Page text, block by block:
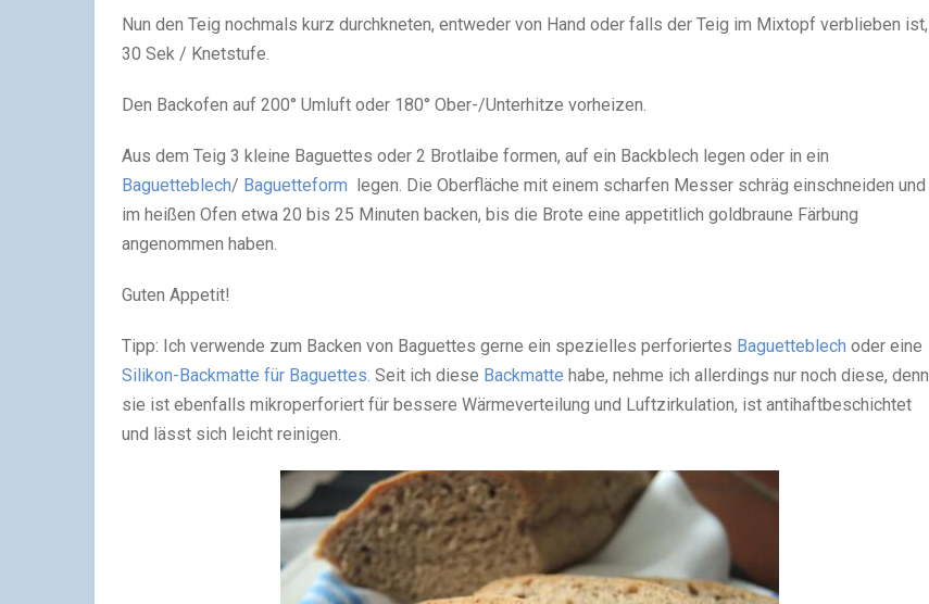
Nun den Teig nochmals kurz durchkneten, entweder von Hand oder falls der Teig im Mixtopf verblieben ist,
30 Sek / Knetstufe.
Den Backofen auf 200° Umluft oder 180° Ober-/Unterhitze vorheizen.
Aus dem Teig 3 kleine Baguettes oder 2 Brotlaibe formen, auf ein Backblech legen oder in ein
Baguetteblech/ Baguetteform legen. Die Oberfläche mit einem scharfen Messer schräg einschneiden und
im heißen Ofen etwa 20 bis 25 Minuten backen, bis die Brote eine appetitlich goldbraune Färbung
angenommen haben.
Guten Appetit!
Tipp: Ich verwende zum Backen von Baguettes gerne ein spezielles perforiertes Baguetteblech oder eine
Silikon-Backmatte für Baguettes. Seit ich diese Backmatte habe, nehme ich allerdings nur noch diese, denn
sie ist ebenfalls mikroperforiert für bessere Wärmeverteilung und Luftzirkulation, ist antihaftbeschichtet
und lässt sich leicht reinigen.